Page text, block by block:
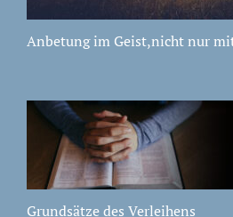
Anbetung im Geist,nicht nur
Grundsätze des Verleihens